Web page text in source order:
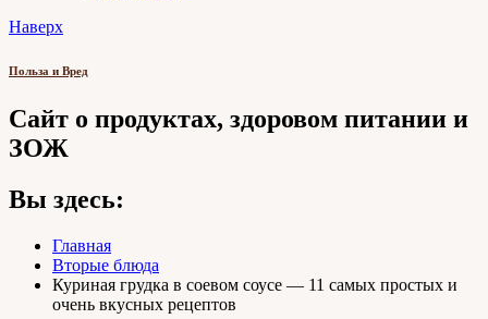
Наверх
Польза и Вред
Сайт о продуктах, здоровом питании и
ЗОЖ
Вы здесь:
Главная
Вторые блюда
Куриная грудка в соевом соусе — 11 самых простых и
очень вкусных рецептов